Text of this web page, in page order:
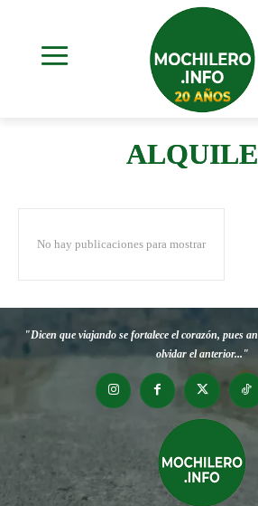
No hay publicaciones para mostrar
"Dicen que viajando se fortalece el corazón, pues
olvidar el anterior..."